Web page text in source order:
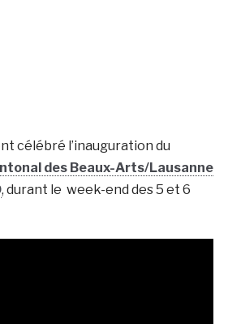
célébré l’inauguration du
des Beaux-Arts/Lausanne
, durant le week-end des 5 et 6